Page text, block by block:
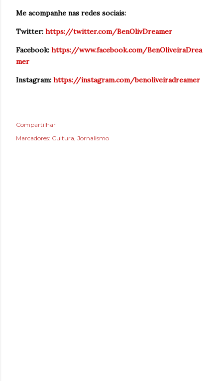
Me acompanhe nas redes sociais:
Twitter: https://twitter.com/BenOlivDreamer
Facebook: https://www.facebook.com/BenOliveiraDrea
mer
Instagram: https://instagram.com/benoliveiradreamer
Compartilhar
Marcadores: Cultura Jornalismo